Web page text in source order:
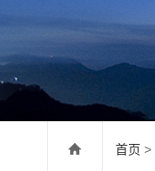
首页 >